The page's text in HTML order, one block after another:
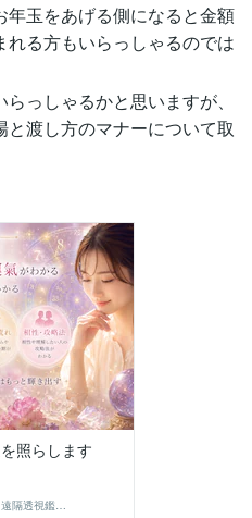
年玉をあげる側になると金額
る方もいらっしゃるのでは
っしゃるかと思いますが、
渡し方のマナーについて取
照らします
紫光【SHIKO】遠隔透視鑑定士